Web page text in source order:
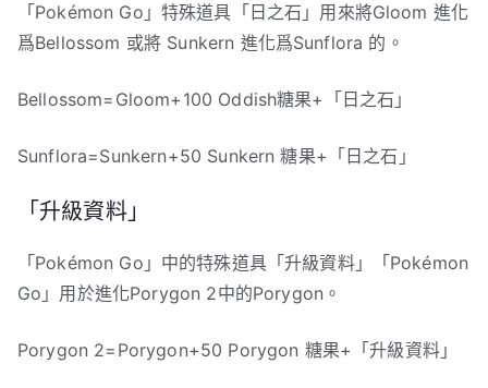
「Pokémon Go」特殊道具「日之石」用來將Gloom 進化
爲Bellossom 或將 Sunkern 進化爲Sunflora 的。
Bellossom=Gloom+100 Oddish糖果+「日之石」
Sunflora=Sunkern+50 Sunkern 糖果+「日之石」
「升級資料」
「Pokémon Go」中的特殊道具「升級資料」「Pokémon
Go」用於進化Porygon 2中的Porygon。
Porygon 2=Porygon+50 Porygon 糖果+「升級資料」